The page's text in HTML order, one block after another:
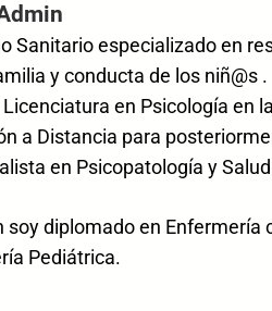
Sanitario especializado en
y conducta de los niñ@s .
Licenciatura en Psicología en
a Distancia para
en Psicopatología y
soy diplomado en Enfermería
Pediátrica.